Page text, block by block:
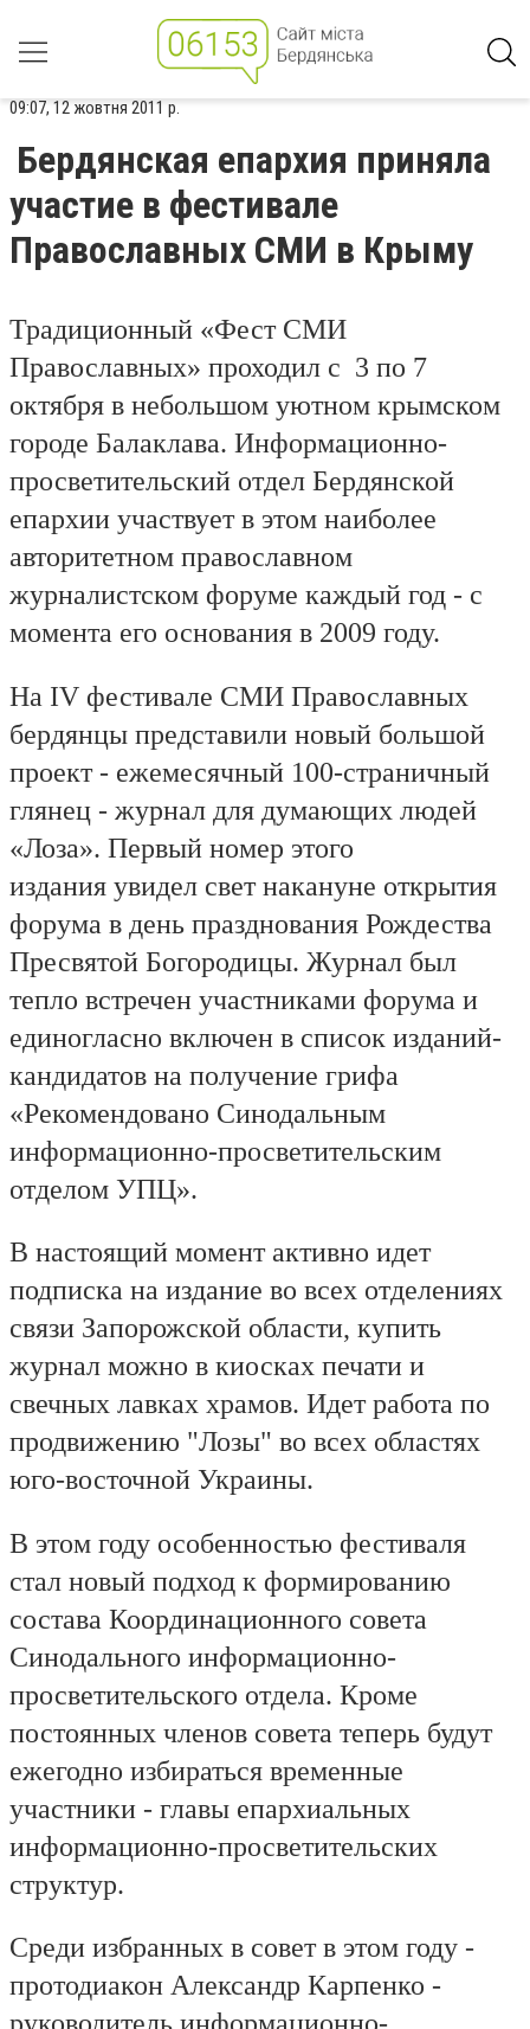
09:07, 12 жовтня 2011 р.
Бердянская епархия приняла
участие в фестивале
Православных СМИ в Крыму
Традиционный «Фест СМИ
Православных» проходил с 3 по 7
октября в небольшом уютном крымском
городе Балаклава. Информационно-
просветительский отдел Бердянской
епархии участвует в этом наиболее
авторитетном православном
журналистском форуме каждый год - с
момента его основания в 2009 году.
На IV фестивале СМИ Православных
бердянцы представили новый большой
проект - ежемесячный 100-страничный
глянец - журнал для думающих людей
«Лоза». Первый номер этого
издания увидел свет накануне открытия
форума в день празднования Рождества
Пресвятой Богородицы. Журнал был
тепло встречен участниками форума и
единогласно включен в список изданий-
кандидатов на получение грифа
«Рекомендовано Синодальным
информационно-просветительским
отделом УПЦ».
В настоящий момент активно идет
подписка на издание во всех отделениях
связи Запорожской области, купить
журнал можно в киосках печати и
свечных лавках храмов. Идет работа по
продвижению "Лозы" во всех областях
юго-восточной Украины.
В этом году особенностью фестиваля
стал новый подход к формированию
состава Координационного совета
Синодального информационно-
просветительского отдела. Кроме
постоянных членов совета теперь будут
ежегодно избираться временные
участники - главы епархиальных
информационно-просветительских
структур.
Среди избранных в совет в этом году -
протодиакон Александр Карпенко -